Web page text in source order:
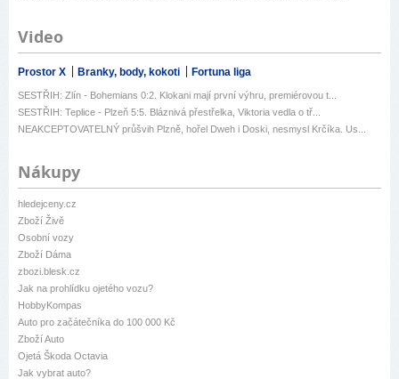
Video
Prostor X Branky, body, kokoti Fortuna liga
SESTŘIH: Zlín - Bohemians 0:2. Klokani mají první výhru, premiérovou t...
SESTŘIH: Teplice - Plzeň 5:5. Bláznivá přestřelka, Viktoria vedla o tř...
NEAKCEPTOVATELNÝ průšvih Plzně, hořel Dweh i Doski, nesmysl Krčíka. Us...
Nákupy
hledejceny.cz
Zboží Živě
Osobní vozy
Zboží Dáma
zbozi.blesk.cz
Jak na prohlídku ojetého vozu?
HobbyKompas
Auto pro začátečníka do 100 000 Kč
Zboží Auto
Ojetá Škoda Octavia
Jak vybrat auto?